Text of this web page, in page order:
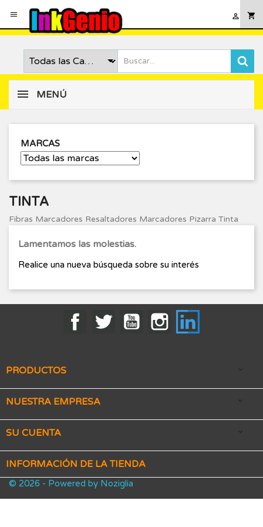
 shopping_cart

MENÚ
MARCAS
TINTA
Fibras Marcadores Resaltadores Marcadores Pizarra Tinta
Lamentamos las molestias.
Realice una nueva búsqueda sobre su interés
FacebookTwitter YouTubeInstagram
PRODUCTOS 
NUESTRA EMPRESA 
SU CUENTA 
INFORMACIÓN DE LA TIENDA
© 2026 - Powered by Noziglia